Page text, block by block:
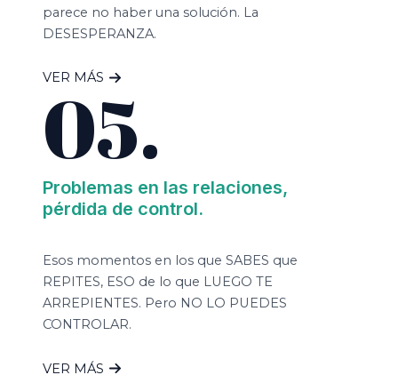
parece no haber una solución. La
DESESPERANZA.
VER MÁS
05.
Problemas en las relaciones,
pérdida de control.
Esos momentos en los que SABES que
REPITES, ESO de lo que LUEGO TE
ARREPIENTES. Pero NO LO PUEDES
CONTROLAR.
VER MÁS